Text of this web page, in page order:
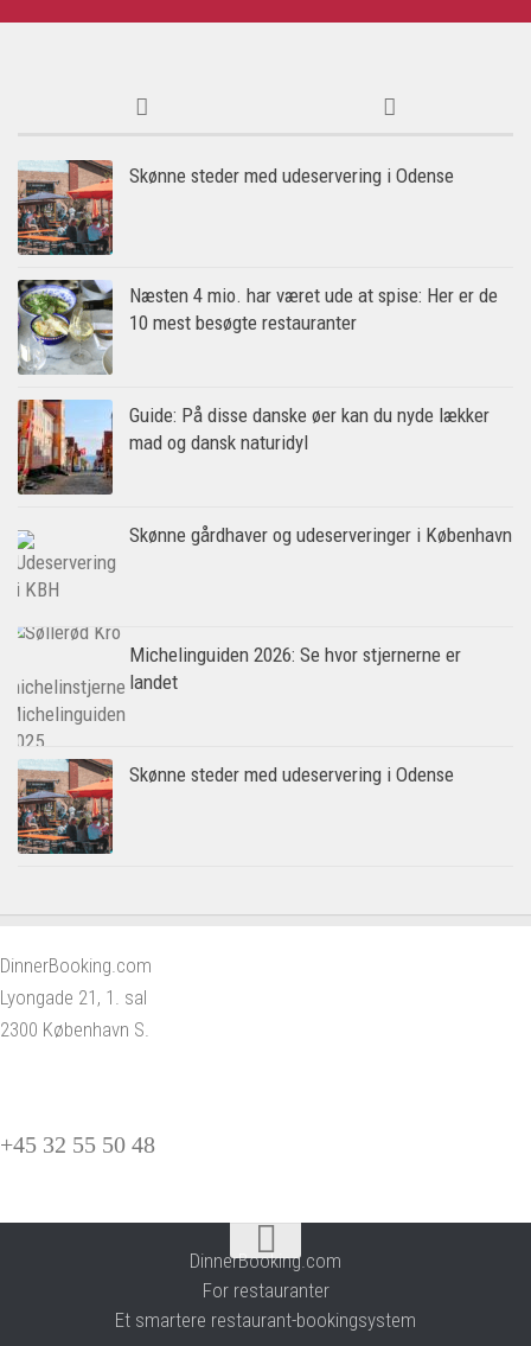
Skønne steder med udeservering i Odense
Næsten 4 mio. har været ude at spise: Her er de
10 mest besøgte restauranter
Guide: På disse danske øer kan du nyde lækker
mad og dansk naturidyl
Skønne gårdhaver og udeserveringer i København
Michelinguiden 2026: Se hvor stjernerne er
landet
Skønne steder med udeservering i Odense
DinnerBooking.com
Lyongade 21, 1. sal
2300 København S.
+45 32 55 50 48
DinnerBooking.com
For restauranter
Et smartere restaurant-bookingsystem